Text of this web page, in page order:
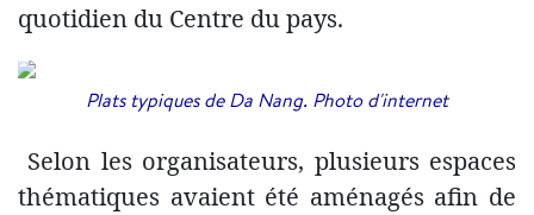
quotidien du Centre du pays.
Plats typiques de Da Nang. Photo d'internet
Selon les organisateurs, plusieurs espaces
thématiques avaient été aménagés afin de